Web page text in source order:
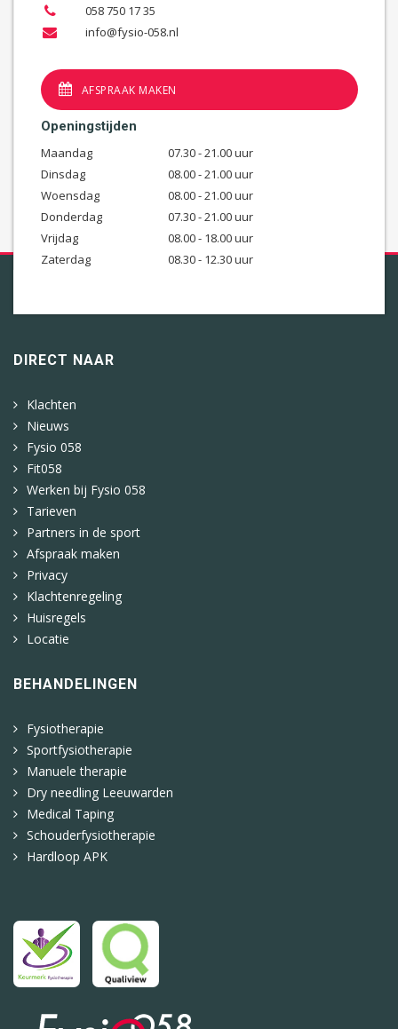
058 750 17 35
info@fysio-058.nl
AFSPRAAK MAKEN
Openingstijden
Maandag
07.30 - 21.00 uur
Dinsdag
08.00 - 21.00 uur
Woensdag
08.00 - 21.00 uur
Donderdag
07.30 - 21.00 uur
Vrijdag
08.00 - 18.00 uur
Zaterdag
08.30 - 12.30 uur
DIRECT NAAR
Klachten
Nieuws
Fysio 058
Fit058
Werken bij Fysio 058
Tarieven
Partners in de sport
Afspraak maken
Privacy
Klachtenregeling
Huisregels
Locatie
BEHANDELINGEN
Fysiotherapie
Sportfysiotherapie
Manuele therapie
Dry needling Leeuwarden
Medical Taping
Schouderfysiotherapie
Hardloop APK